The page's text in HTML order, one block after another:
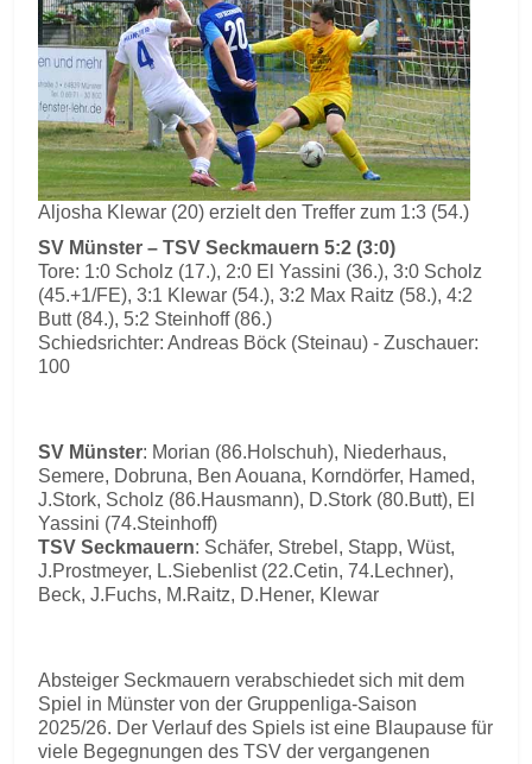
Aljosha Klewar (20) erzielt den Treffer zum 1:3 (54.)
SV Münster – TSV Seckmauern 5:2 (3:0)
Tore: 1:0 Scholz (17.), 2:0 El Yassini (36.), 3:0 Scholz
(45.+1/FE), 3:1 Klewar (54.), 3:2 Max Raitz (58.), 4:2
Butt (84.), 5:2 Steinhoff (86.)
Schiedsrichter: Andreas Böck (Steinau) - Zuschauer:
100
SV Münster: Morian (86.Holschuh), Niederhaus,
Semere, Dobruna, Ben Aouana, Korndörfer, Hamed,
J.Stork, Scholz (86.Hausmann), D.Stork (80.Butt), El
Yassini (74.Steinhoff)
TSV Seckmauern: Schäfer, Strebel, Stapp, Wüst,
J.Prostmeyer, L.Siebenlist (22.Cetin, 74.Lechner),
Beck, J.Fuchs, M.Raitz, D.Hener, Klewar
Absteiger Seckmauern verabschiedet sich mit dem
Spiel in Münster von der Gruppenliga-Saison
2025/26. Der Verlauf des Spiels ist eine Blaupause für
viele Begegnungen des TSV der vergangenen